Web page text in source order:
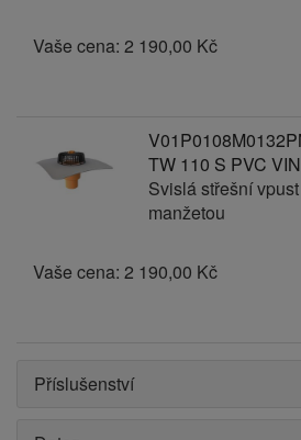
Vaše cena: 2 190,00 Kč
TW 110 S PVC
Svislá střešní
manžetou
Vaše cena: 2 190,00 Kč
Příslušenství